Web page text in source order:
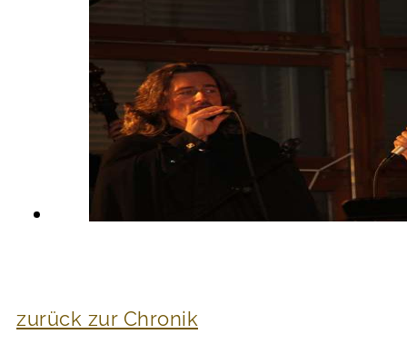
zurück zur Chronik